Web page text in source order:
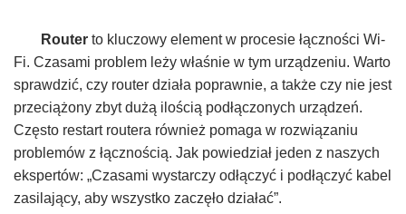
Router to kluczowy element w procesie łączności Wi-
Fi. Czasami problem leży właśnie w tym urządzeniu. Warto
sprawdzić, czy router działa poprawnie, a także czy nie jest
przeciążony zbyt dużą ilością podłączonych urządzeń.
Często restart routera również pomaga w rozwiązaniu
problemów z łącznością. Jak powiedział jeden z naszych
ekspertów: „Czasami wystarczy odłączyć i podłączyć kabel
zasilający, aby wszystko zaczęło działać”.